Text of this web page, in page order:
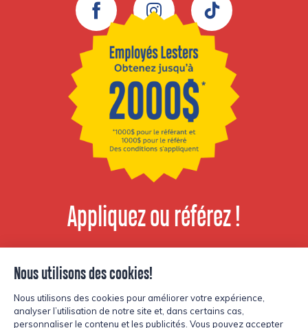
Facebook Instagram TikTok
Appliquez ou référez !
Voir les postes
disponibles